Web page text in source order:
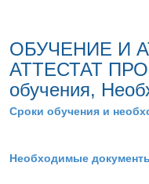
ОБУЧЕНИЕ И
АТТЕСТАТ
обучения,
Сроки обучения и
Необходимые